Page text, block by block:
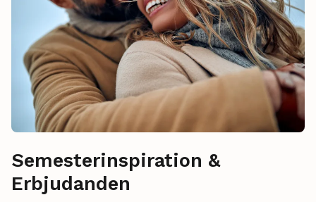
Semesterinspiration &
Erbjudanden